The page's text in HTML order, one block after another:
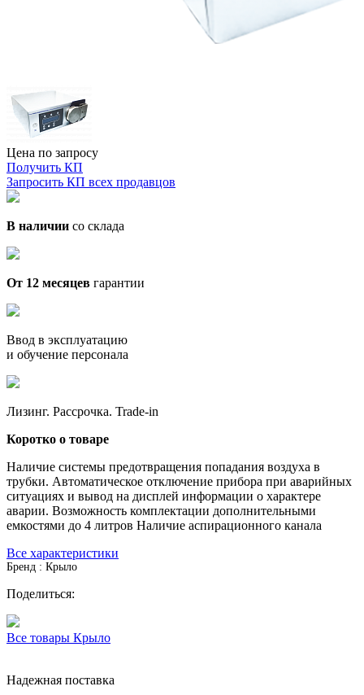
Цена по запросу
Получить КП
Запросить КП всех продавцов
В наличии со склада
От 12 месяцев гарантии
Ввод в эксплуатацию
и обучение персонала
Лизинг. Рассрочка. Trade-in
Коротко о товаре
Наличие системы предотвращения попадания воздуха в
трубки. Автоматическое отключение прибора при аварийных
ситуациях и вывод на дисплей информации о характере
аварии. Возможность комплектации дополнительными
емкостями до 4 литров Наличие аспирационного канала
Все характеристики
Бренд : Крыло
Поделиться:
Все товары Крыло
Надежная поставка